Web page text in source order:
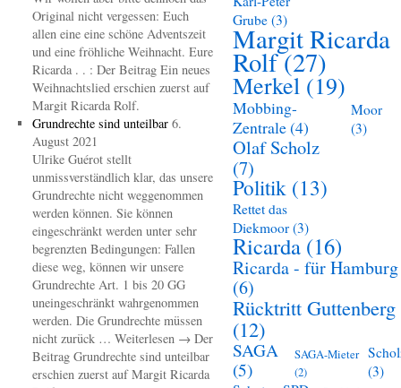
Original nicht vergessen: Euch
allen eine eine schöne Adventszeit
und eine fröhliche Weihnacht. Eure
Ricarda . . : Der Beitrag Ein neues
Weihnachtslied erschien zuerst auf
Margit Ricarda Rolf.
Grundrechte sind unteilbar 6.
August 2021
Ulrike Guérot stellt
unmissverständlich klar, das unsere
Grundrechte nicht weggenommen
werden können. Sie können
eingeschränkt werden unter sehr
begrenzten Bedingungen: Fallen
diese weg, können wir unsere
Grundrechte Art. 1 bis 20 GG
uneingeschränkt wahrgenommen
werden. Die Grundrechte müssen
nicht zurück … Weiterlesen → Der
Beitrag Grundrechte sind unteilbar
erschien zuerst auf Margit Ricarda
Grube (3)
Margit Ricarda
Rolf(27)
Merkel (19)
Mobbing-
Zentrale(4)
Moor
(3)
Olaf Scholz
(7)
Politik (13)
Rettet das
Diekmoor (3)
Ricarda (16)
Ricarda - für Hamburg
(6)
Rücktritt Guttenberg
(12)
SAGA
(5)
SAGA-Mieter
(2)
(3)